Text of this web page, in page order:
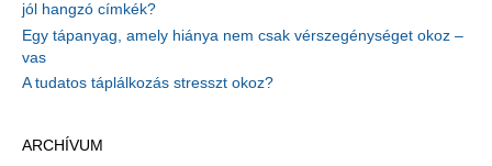
jól hangzó címkék?
Egy tápanyag, amely hiánya nem csak vérszegénységet okoz –
vas
A tudatos táplálkozás stresszt okoz?
ARCHÍVUM